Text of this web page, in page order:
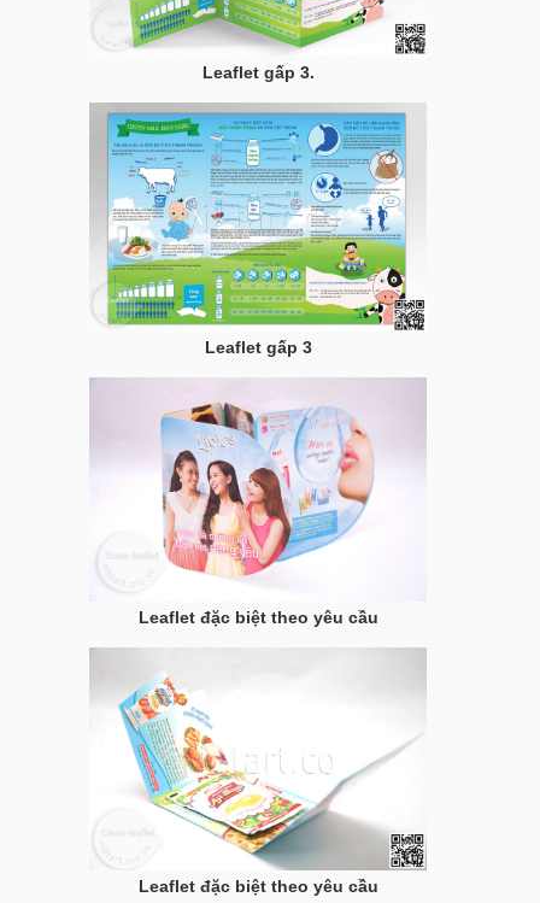
Leaflet gấp 3.
Leaflet gấp 3
Leaflet đặc biệt theo yêu cầu
Leaflet đặc biệt theo yêu cầu